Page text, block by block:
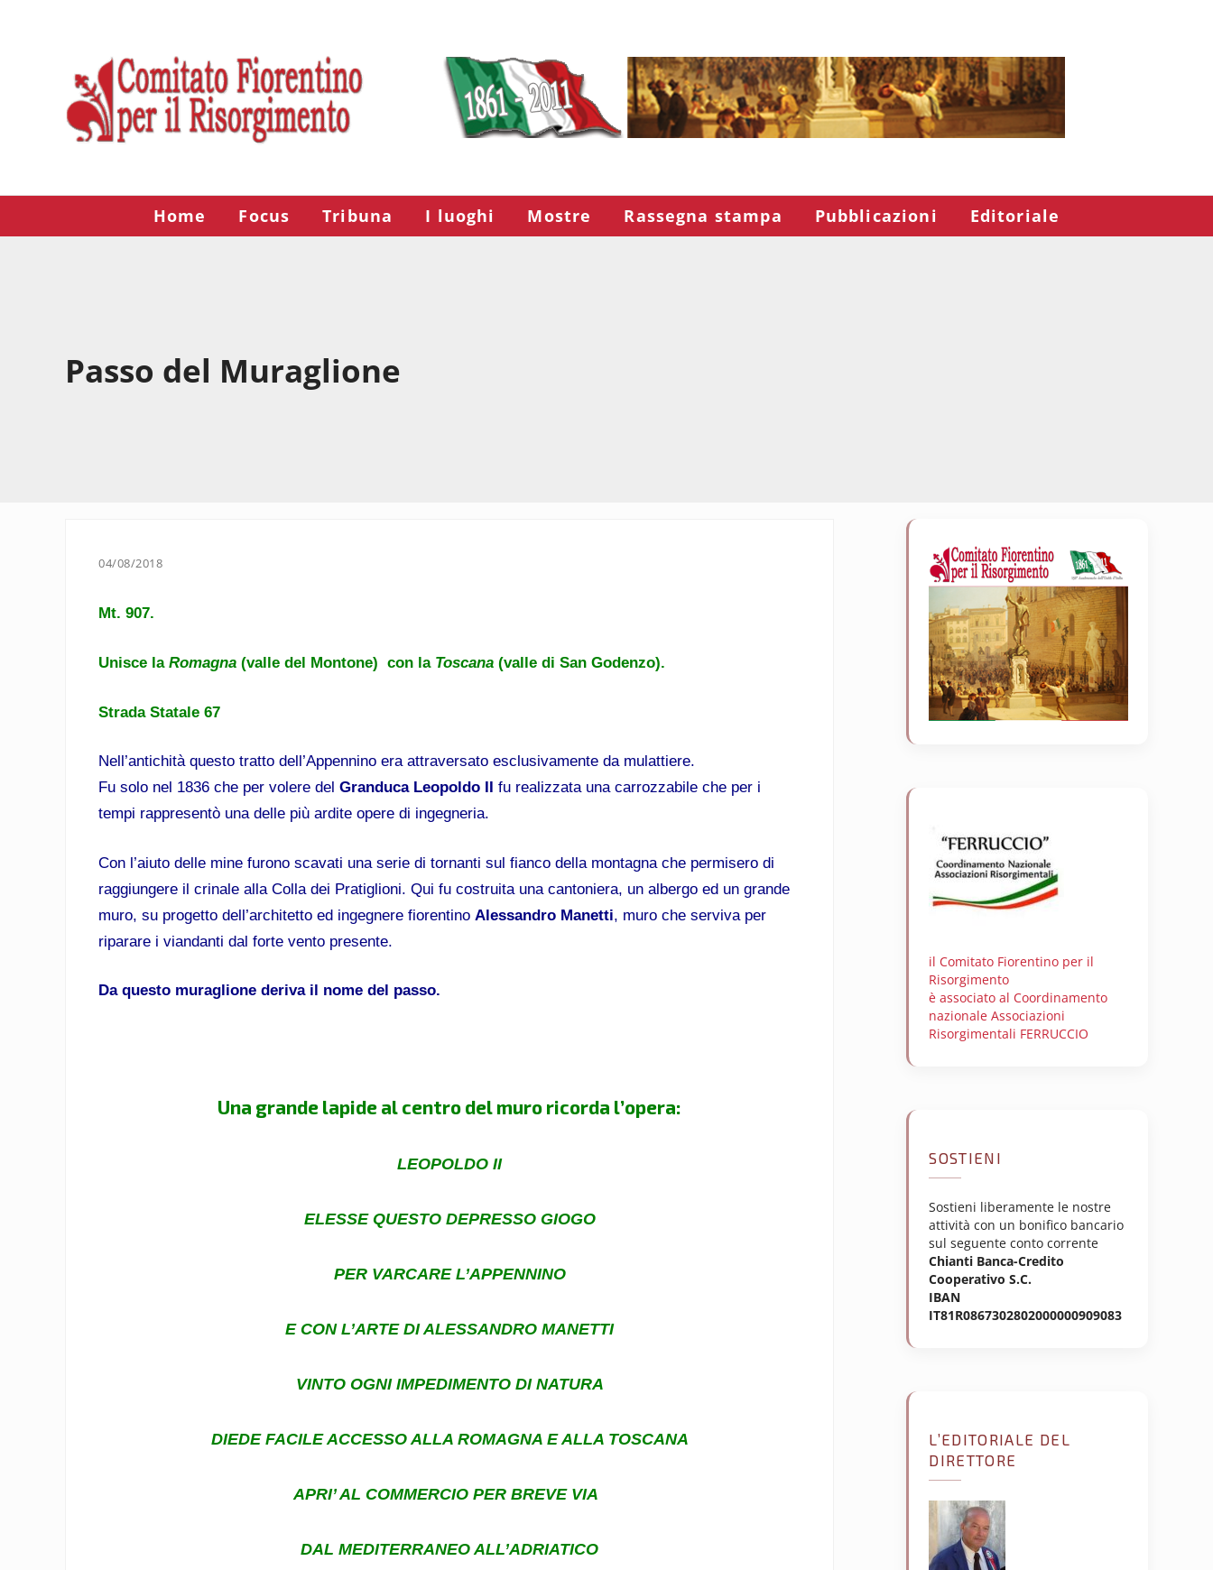
Home Focus Tribuna I luoghi Mostre Rassegna stampa Pubblicazioni Editoriale
Passo del Muraglione
04/08/2018
Mt. 907.
Unisce laRomagna (valle del Montone) con la Toscana (valle di San Godenzo).
Strada Statale 67
Nell’antichità questo tratto dell’Appennino era attraversato esclusivamente da mulattiere.
Fu solo nel 1836 che per volere delGranduca Leopoldo II
fu realizzata una carrozzabile che per i
tempi rappresentò una delle più ardite opere di ingegneria.
Con l’aiuto delle mine furono scavati una serie di tornanti sul fianco della montagna che permisero di
raggiungere il crinale alla Colla dei Pratiglioni. Qui fu costruita una cantoniera, un albergo ed un grande
muro, su progetto dell’architetto ed ingegnere fiorentino Alessandro Manetti, muro che serviva per
riparare i viandanti dal forte vento presente.
Da questo muraglione deriva il nome del passo.
Una grande lapide al centro del muro ricorda l’opera:
LEOPOLDO II
ELESSE QUESTO DEPRESSO GIOGO
PER VARCARE L’APPENNINO
E CON L’ARTE DI ALESSANDRO MANETTI
VINTO OGNI IMPEDIMENTO DI NATURA
DIEDE FACILE ACCESSO ALLA ROMAGNA E ALLA TOSCANA
APRI’ AL COMMERCIO PER BREVE VIA
DAL MEDITERRANEO ALL’ADRIATICO
Sidebar
il Comitato Fiorentino per il
Risorgimento
è associato al Coordinamento
nazionale Associazioni
Risorgimentali FERRUCCIO
SOSTIENI
Sostieni liberamente le nostre
attività con un bonifico bancario
sul seguente conto corrente
Chianti Banca-Credito
Cooperativo S.C.
IBAN
IT81R0867302802000000909083
L’EDITORIALE DEL
DIRETTORE